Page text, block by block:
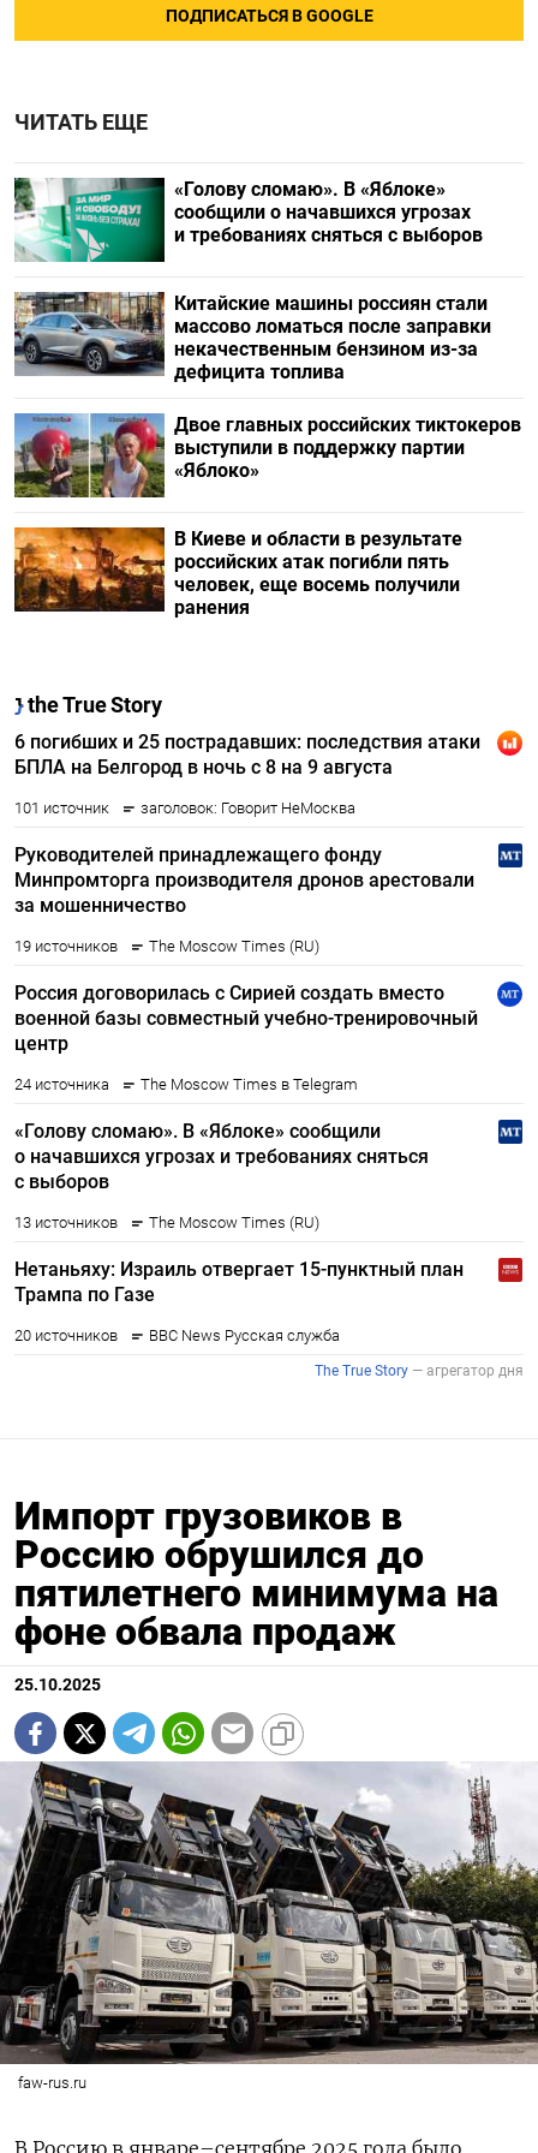
ПОДПИСАТЬСЯ В GOOGLE
ЧИТАТЬ ЕЩЕ
«Голову сломаю». В «Яблоке»
сообщили о начавшихся угрозах
и требованиях сняться с выборов
Китайские машины россиян стали
массово ломаться после заправки
некачественным бензином из-за
дефицита топлива
Двое главных российских тиктокеров
выступили в поддержку партии
«Яблоко»
В Киеве и области в результате
российских атак погибли пять
человек, еще восемь получили
ранения
Импорт грузовиков в
Россию обрушился до
пятилетнего минимума на
фоне обвала продаж
25.10.2025
faw-rus.ru